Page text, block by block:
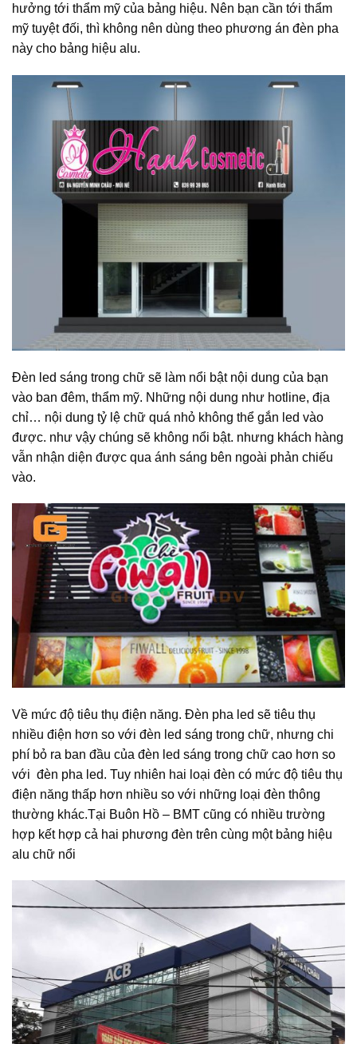
hưởng tới thẩm mỹ của bảng hiệu. Nên bạn cần tới thẩm
mỹ tuyệt đối, thì không nên dùng theo phương án đèn pha
này cho bảng hiệu alu.
Đèn led sáng trong chữ sẽ làm nổi bật nội dung của bạn
vào ban đêm, thẩm mỹ. Những nội dung như hotline, địa
chỉ… nội dung tỷ lệ chữ quá nhỏ không thể gắn led vào
được. như vậy chúng sẽ không nổi bật. nhưng khách hàng
vẫn nhận diện được qua ánh sáng bên ngoài phản chiếu
vào.
Về mức độ tiêu thụ điện năng. Đèn pha led sẽ tiêu thụ
nhiều điện hơn so với đèn led sáng trong chữ, nhưng chi
phí bỏ ra ban đầu của đèn led sáng trong chữ cao hơn so
với đèn pha led. Tuy nhiên hai loại đèn có mức độ tiêu thụ
điện năng thấp hơn nhiều so với những loại đèn thông
thường khác.Tại Buôn Hồ – BMT cũng có nhiều trường
hợp kết hợp cả hai phương đèn trên cùng một bảng hiệu
alu chữ nổi